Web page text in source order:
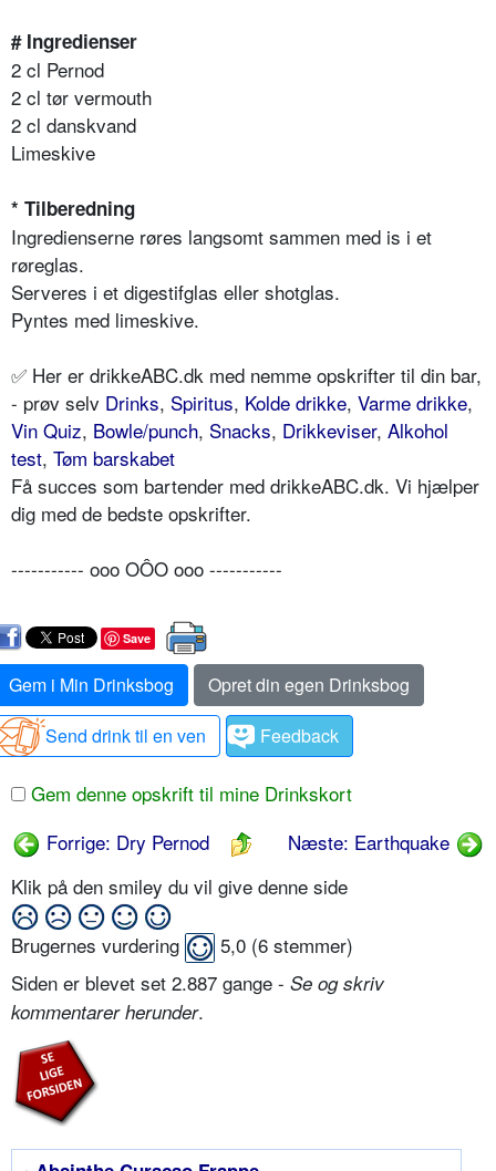
# Ingredienser
2 cl Pernod
2 cl tør vermouth
2 cl danskvand
Limeskive
* Tilberedning
Ingredienserne røres langsomt sammen med is i et
røreglas.
Serveres i et digestifglas eller shotglas.
Pyntes med limeskive.
✅ Her er drikkeABC.dk med nemme opskrifter til din bar,
- prøv selv Drinks, Spiritus, Kolde drikke, Varme drikke,
Vin Quiz, Bowle/punch, Snacks, Drikkeviser, Alkohol
test, Tøm barskabet
Få succes som bartender med drikkeABC.dk. Vi hjælper
dig med de bedste opskrifter.
----------- ooo OÔO ooo -----------
Save
Gem i Min Drinksbog
Opret din egen Drinksbog
Send drink til en ven
Feedback
Gem denne opskrift til mine Drinkskort
Forrige: Dry Pernod
Næste: Earthquake
Klik på den smiley du vil give denne side
Brugernes vurdering 5,0 (6 stemmer)
Siden er blevet set 2.887 gange - Se og skriv
kommentarer herunder.